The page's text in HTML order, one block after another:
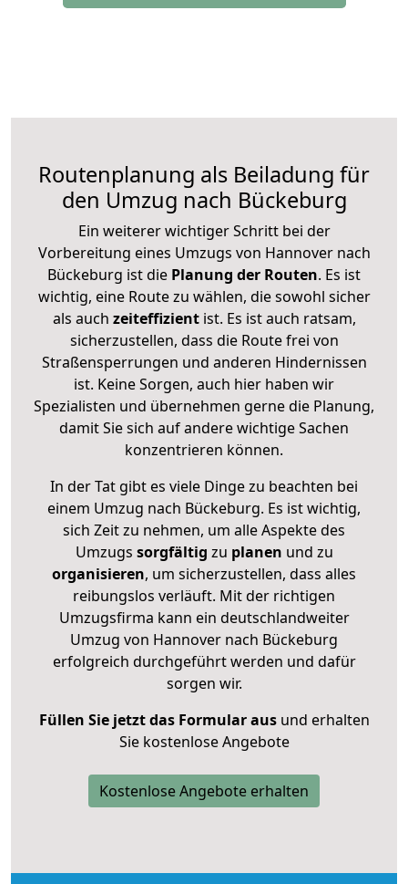
Routenplanung als Beiladung für
den Umzug nach Bückeburg
Ein weiterer wichtiger Schritt bei der
Vorbereitung eines Umzugs von Hannover nach
Bückeburg ist die Planung der Routen. Es ist
wichtig, eine Route zu wählen, die sowohl sicher
als auch zeiteffizientist. Es ist auch ratsam,
sicherzustellen, dass die Route frei von
Straßensperrungen und anderen Hindernissen
ist. Keine Sorgen, auch hier haben wir
Spezialisten und übernehmen gerne die Planung,
damit Sie sich auf andere wichtige Sachen
konzentrieren können.
In der Tat gibt es viele Dinge zu beachten bei
einem Umzug nach Bückeburg. Es ist wichtig,
sich Zeit zu nehmen, um alle Aspekte des
Umzugs sorgfältig zu planen und zu
organisieren, um sicherzustellen, dass alles
reibungslos verläuft. Mit der richtigen
Umzugsfirma kann ein deutschlandweiter
Umzug von Hannover nach Bückeburg
erfolgreich durchgeführt werden und dafür
sorgen wir.
Füllen Sie jetzt das Formular ausund erhalten
Sie kostenlose Angebote
Kostenlose Angebote erhalten